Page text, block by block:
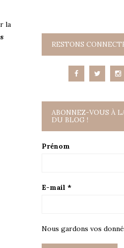
la
RESTONS
ABONNEZ-VOUS À
DU BLOG !
Prénom
E-mail *
Nous gardons vos